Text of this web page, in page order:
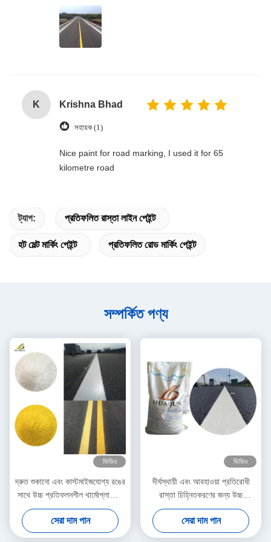
K Krishna Bhad
সহায়ক (1)
Nice paint for road marking, I used it for 65
kilometre road
ট্যাগ: প্রতিফলিত রাস্তা লাইন পেইন্ট
হট মেল্ট মার্কিং পেইন্ট প্রতিফলিত রোড মার্কিং পেইন্ট
সম্পর্কিত পণ্য
ভিডিও
দ্রুত শুকানো এবং কাস্টমাইজযোগ্য রঙের
সাথে উচ্চ প্রতিফলনশীল থার্মোপ্লাস্টিক
রোড মার্কিং পেইন্ট
সেরা দাম পান
ভিডিও
দীর্ঘস্থায়ী এবং আবহাওয়া প্রতিরোধী
রাস্তা চিহ্নিতকরণের জন্য উচ্চ
প্রতিফলিত থার্মোপ্লাস্টিক পেইন্ট
সেরা দাম পান